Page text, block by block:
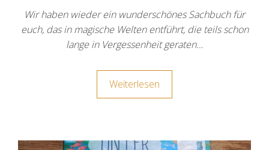
Wir haben wieder ein wunderschönes Sachbuch für
euch, das in magische Welten entführt, die teils schon
lange in Vergessenheit geraten…
Weiterlesen